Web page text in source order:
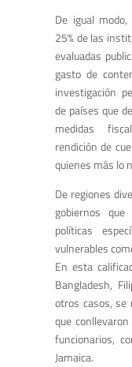
De igual
25% de las
evaluadas
gasto de
investigación
de países que
medidas
rendición de
quienes más lo
De regiones
gobiernos
políticas
vulnerables
En esta
Bangladesh,
otros casos, se
que
funcionarios,
Jamaica.